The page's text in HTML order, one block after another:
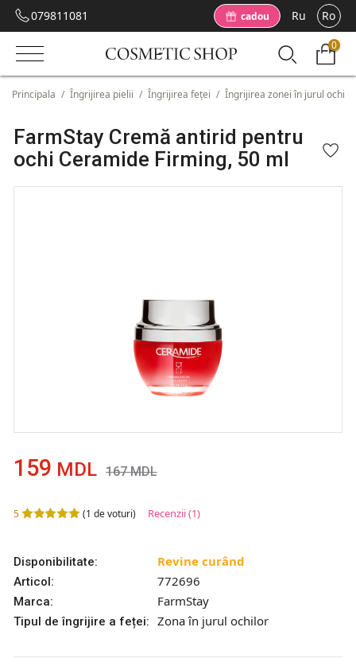
079811081 cadou Ru Ro
0
Principala / Îngrijirea pielii / Îngrijirea feței / Îngrijirea zonei în jurul ochilor
FarmStay Cremă antirid pentru
ochi Ceramide Firming, 50 ml
159 MDL 167MDL
5 (1 de voturi) Recenzii(1)
Disponibilitate: Revine curând
Articol: 772696
Marca: FarmStay
Tipul de îngrijire a feței: Zona în jurul ochilor